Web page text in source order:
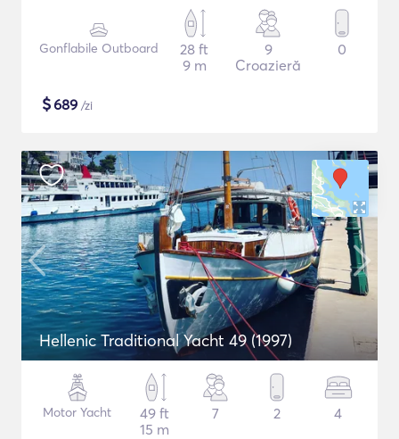
Gonflabile Outboard
28 ft
9 m
9
Croazieră
0
$689 /zi
Hellenic Traditional Yacht 49 (1997)
Motor Yacht
49 ft
15 m
7 2 4